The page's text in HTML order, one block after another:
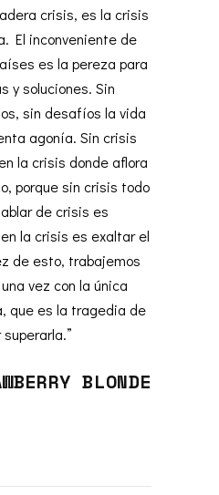
crisis, es la crisis
El inconveniente de
es la pereza para
y soluciones. Sin
sin desafíos la vida
agonía. Sin crisis
la crisis donde aflora
porque sin crisis todo
de crisis es
la crisis es exaltar el
de esto, trabajemos
vez con la única
que es la tragedia de
BLONDE